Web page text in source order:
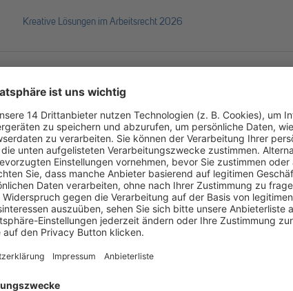
Kreative Lösungen im Arbeitsrecht 2026
Kreative Lösungen im Arbeitsrecht 2026
Kreative Lösungen im Arbeitsrecht 2026
Kreative Lösungen im Arbeitsrecht 2026
Kreative Lösungen im Arbeitsrecht 2026